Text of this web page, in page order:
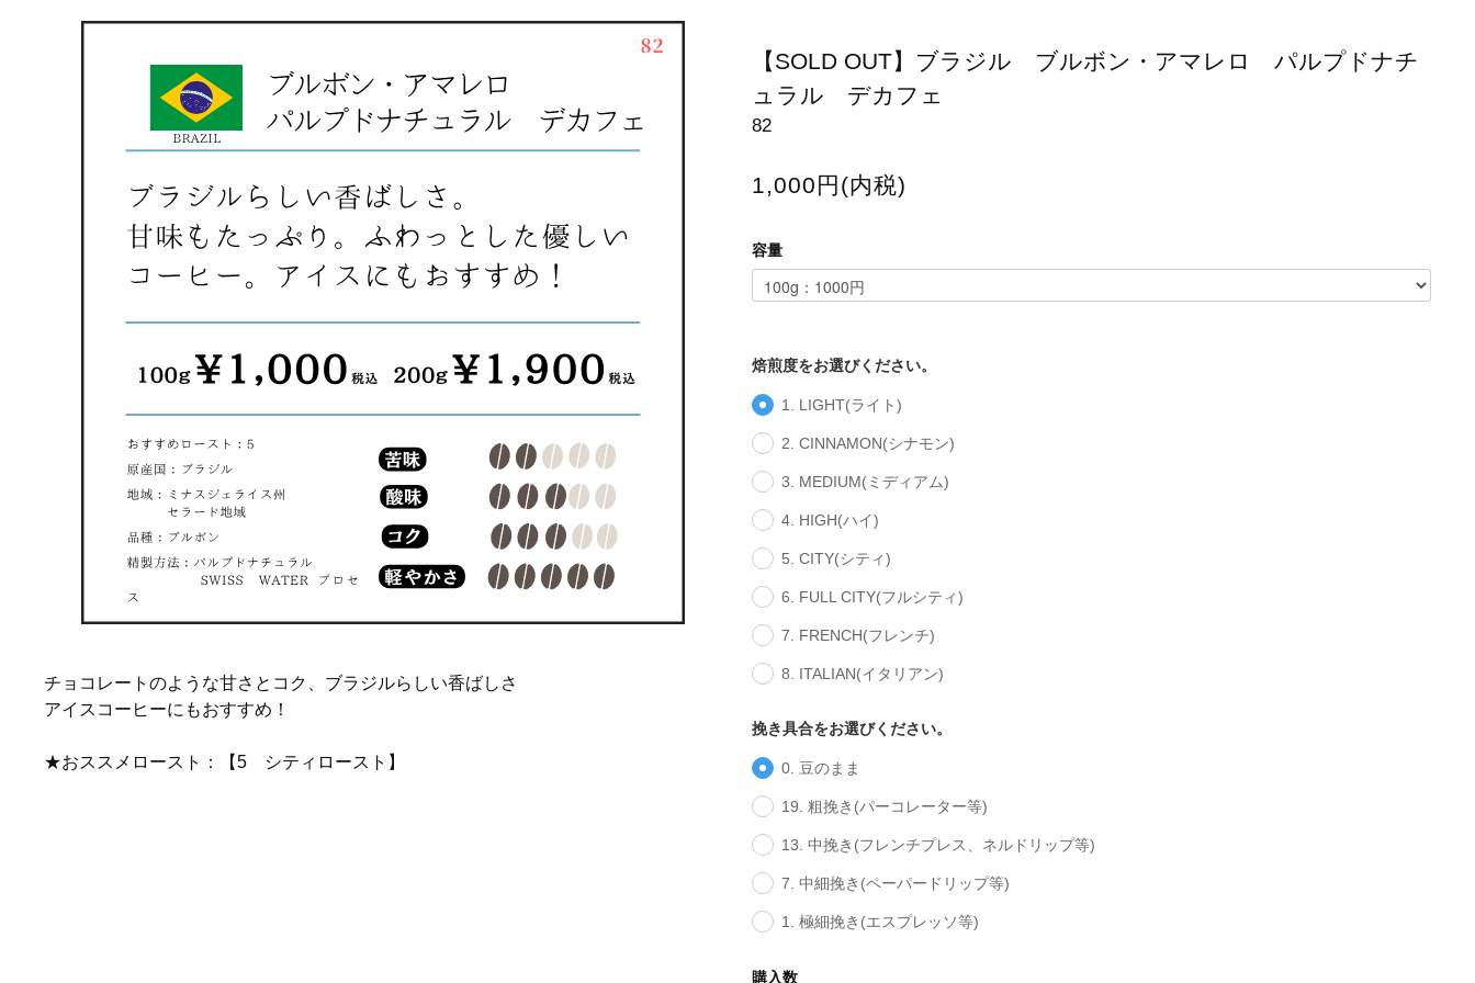
チョコレートのような甘さとコク、ブラジルらしい香ばしさ
アイスコーヒーにもおすすめ！
★おススメロースト：【5 シティロースト】
【SOLD OUT】ブラジル ブルボン・アマレロ パルプドナチ
ュラル デカフェ
82
1,000円(内税)
容量
焙煎度をお選びください。
1. LIGHT(ライト)
2. CINNAMON(シナモン)
3. MEDIUM(ミディアム)
4. HIGH(ハイ)
5. CITY(シティ)
6. FULL CITY(フルシティ)
7. FRENCH(フレンチ)
8. ITALIAN(イタリアン)
挽き具合をお選びください。
0. 豆のまま
19. 粗挽き(パーコレーター等)
13. 中挽き(フレンチプレス、ネルドリップ等)
7. 中細挽き(ペーパードリップ等)
1. 極細挽き(エスプレッソ等)
購入数